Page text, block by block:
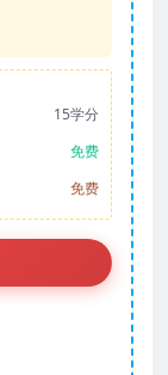
15学分
免费
免费